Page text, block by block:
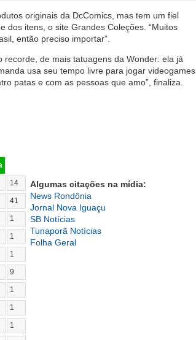
originais da DcComics, mas tem um fiel
dos itens, o site Grandes Coleções. “Muitos
então preciso importar”.
de mais tatuagens da Wonder: ela já
usa seu tempo livre para jogar videogames.
patas e com as pessoas que amo”, finaliza.
14
41
1
1
1
9
1
1
1
Algumas citações na mídia:
News Rondônia
Jornal Nova Iguaçu
SB Notícias
Tunaporã Notícias
Folha Geral